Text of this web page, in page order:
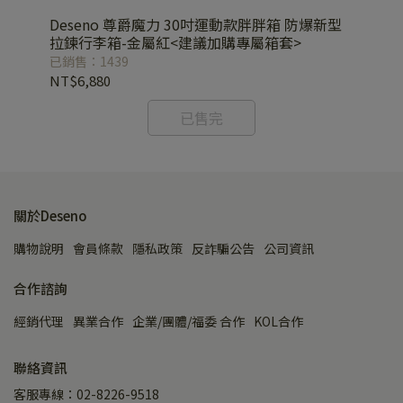
Deseno 尊爵魔力 30吋運動款胖胖箱 防爆新型
拉鍊行李箱-金屬紅<建議加購專屬箱套>
已銷售：1439
NT$6,880
已售完
關於Deseno
購物說明 會員條款 隱私政策 反詐騙公告 公司資訊
合作諮詢
經銷代理 異業合作 企業/團體/福委 合作 KOL合作
聯絡資訊
客服專線：02-8226-9518